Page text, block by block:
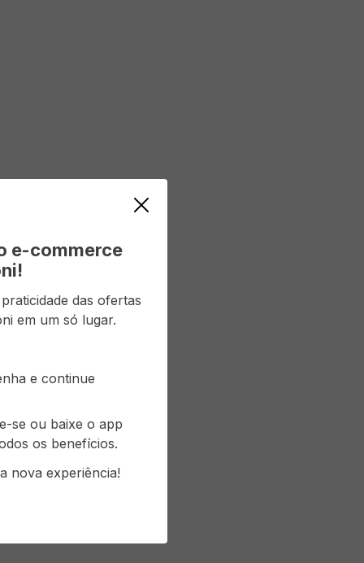
e-commerce
das ofertas
em um só lugar.
e continue
se ou baixe o app
os benefícios.
nova experiência!